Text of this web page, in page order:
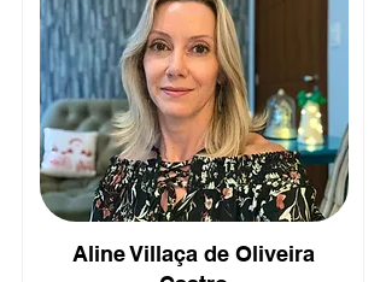
(15) 9 9646-3292
Aline Villaça de Oliveira